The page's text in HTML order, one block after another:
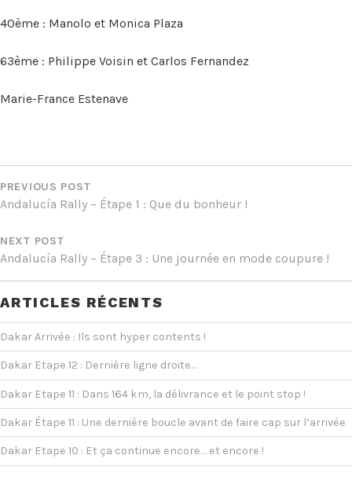
40ème : Manolo et Monica Plaza
63ème : Philippe Voisin et Carlos Fernandez
Marie-France Estenave
NAVIGATION
DE
L’ARTICLE
PREVIOUS POST
Andalucía Rally – Étape 1 : Que du bonheur !
NEXT POST
Andalucía Rally – Étape 3 : Une journée en mode coupure !
ARTICLES RÉCENTS
Dakar Arrivée : Ils sont hyper contents !
Dakar Etape 12 : Dernière ligne droite…
Dakar Etape 11 : Dans 164 km, la délivrance et le point stop !
Dakar Étape 11 : Une dernière boucle avant de faire cap sur l’arrivée
Dakar Etape 10 : Et ça continue encore… et encore !